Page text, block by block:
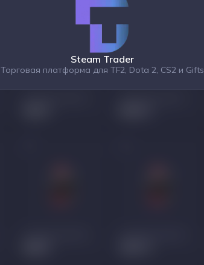
Steam Trader
Торговая платформа для TF2, Dota 2, CS2 и Gifts